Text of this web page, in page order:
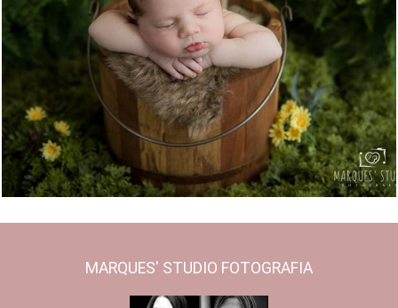
6695
MARQUES' STUDIO FOTOGRAFIA